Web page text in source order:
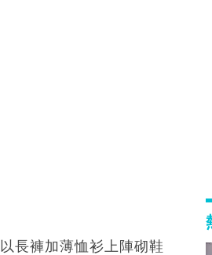
長褲加薄恤衫上陣砌鞋